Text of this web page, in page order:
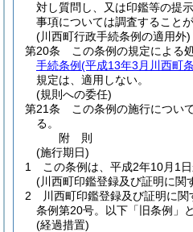
対し質問し、又は印鑑等の提
事項については調査することが
(川西町行政手続条例の適用外)
第20条
この条例の規定による
手続条例(平成13年3月川西町
規定は、適用しない。
(規則への委任)
第21条
この条例の施行につい
る。
附 則
(施行期日)
1
この条例は、平成2年10月1日
(川西町印鑑登録及び証明に関
2
川西町印鑑登録及び証明に関
条例第20号。以下「旧条例」
(経過措置)